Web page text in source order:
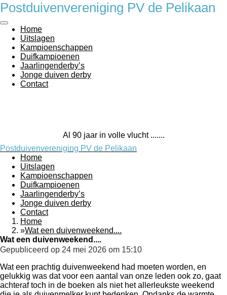
Ga
naar
de
hoofdinhoud
Postduivenvereniging PV de Pelikaan
Home
Uitslagen
Kampioenschappen
Duifkampioenen
Jaarlingenderby’s
Jonge duiven derby
Contact
Al 90 jaar in volle vlucht .......
Postduivenvereniging PV de Pelikaan
Home
Uitslagen
Kampioenschappen
Duifkampioenen
Jaarlingenderby’s
Jonge duiven derby
Contact
Home
»Wat een duivenweekend....
Wat een duivenweekend....
Gepubliceerd op 24 mei 2026 om 15:10
Wat een prachtig duivenweekend had moeten worden, en
gelukkig was dat voor een aantal van onze leden ook zo, gaat
achteraf toch in de boeken als niet het allerleukste weekend